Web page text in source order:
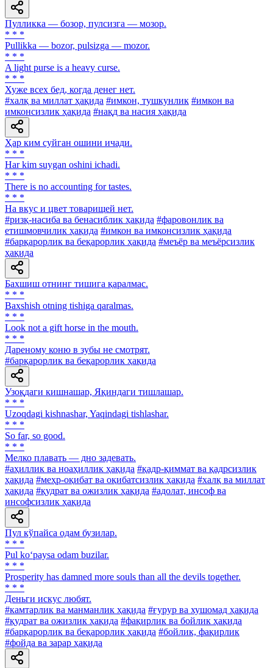
Пулликка — бозор, пулсизга — мозор.
* * *
Pullikka — bozor, pulsizga — mozor.
* * *
A light purse is a heavy curse.
* * *
Хуже всех бед, когда денег нет.
#халқ ва миллат ҳақида #имкон, тушкунлик #имкон ва
имконсизлик ҳақида #нақд ва насия ҳақида
Ҳар ким суйган ошини ичади.
* * *
Har kim suygan oshini ichadi.
* * *
There is no accounting for tastes.
* * *
Ha вкус и цвет товарищей нет.
#ризқ-насиба ва бенасиблик ҳақида #фаровонлик ва
етишмовчилик ҳақида #имкон ва имконсизлик ҳақида
#барқарорлик ва беқарорлик ҳақида #меъёр ва меъёрсизлик
ҳақида
Бахшиш отнинг тишига қаралмас.
* * *
Baxshish otning tishiga qaralmas.
* * *
Look not a gift horse in the mouth.
* * *
Дареному коню в зубы не смотрят.
#барқарорлик ва беқарорлик ҳақида
Узоқдаги кишнашар, Яқиндаги тишлашар.
* * *
Uzoqdagi kishnashar, Yaqindagi tishlashar.
* * *
So far, so good.
* * *
Мелко плавать — дно задевать.
#аҳиллик ва ноаҳиллик ҳақида #қадр-қиммат ва қадрсизлик
ҳақида #меҳр-оқибат ва оқибатсизлик ҳақида #халқ ва миллат
ҳақида #қудрат ва ожизлик ҳақида #адолат, инсоф ва
инсофсизлик ҳақида
Пул кўпайса одам бузилар.
* * *
Pul ko‘paysa odam buzilar.
* * *
Prosperity has damned more souls than all the devils together.
* * *
Деньги искус любят.
#камтарлик ва манманлик ҳақида #ғурур ва хушомад ҳақида
#қудрат ва ожизлик ҳақида #фақирлик ва бойлик ҳақида
#барқарорлик ва беқарорлик ҳақида #бойлик, фақирлик
#фойда ва зарар ҳақида